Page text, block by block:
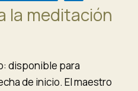
la meditación
disponible para
de inicio. El maestro